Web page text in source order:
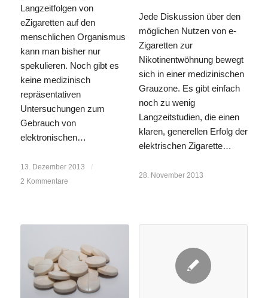
Langzeitfolgen von
eZigaretten auf den
menschlichen Organismus
kann man bisher nur
spekulieren. Noch gibt es
keine medizinisch
repräsentativen
Untersuchungen zum
Gebrauch von
elektronischen…
13. Dezember 2013
/
2 Kommentare
Jede Diskussion über den
möglichen Nutzen von e-
Zigaretten zur
Nikotinentwöhnung bewegt
sich in einer medizinischen
Grauzone. Es gibt einfach
noch zu wenig
Langzeitstudien, die einen
klaren, generellen Erfolg der
elektrischen Zigarette…
28. November 2013